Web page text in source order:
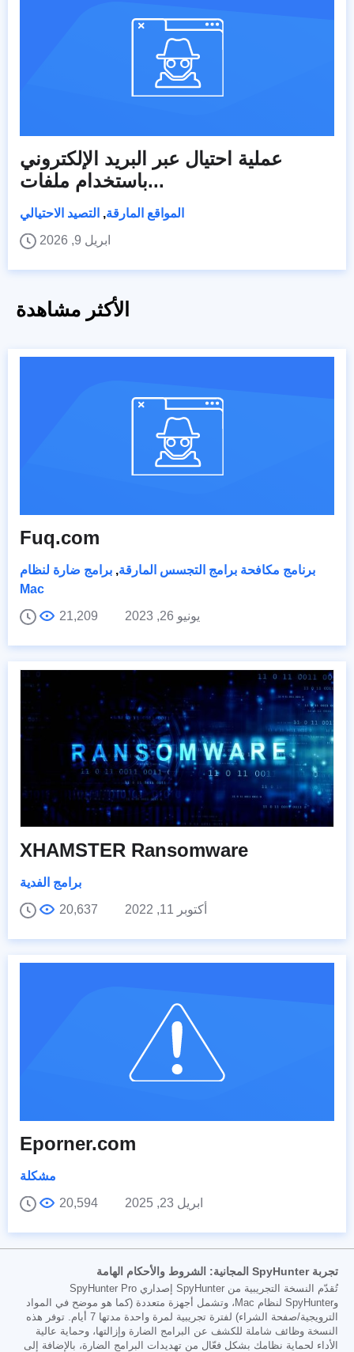
عملية احتيال عبر البريد الإلكتروني
باستخدام ملفات...
المواقع المارقة, التصيد الاحتيالي
ابريل 9, 2026
الأكثر مشاهدة
Fuq.com
برنامج مكافحة برامج التجسس المارقة, برامج ضارة لنظام
Mac
يونيو 26, 2023
21,209
XHAMSTER Ransomware
برامج الفدية
أكتوبر 11, 2022
20,637
Eporner.com
مشكلة
ابريل 23, 2025
20,594
تجربة SpyHunter المجانية: الشروط والأحكام الهامة
تُقدّم النسخة التجريبية من SpyHunter إصداري SpyHunter Pro
وSpyHunter لنظام Mac، وتشمل أجهزة متعددة (كما هو موضح في المواد
الترويجية/صفحة الشراء) لفترة تجريبية لمرة واحدة مدتها 7 أيام. توفر هذه
النسخة وظائف شاملة للكشف عن البرامج الضارة وإزالتها، وحماية عالية
الأداء لحماية نظامك بشكل فعّال من تهديدات البرامج الضارة، بالإضافة إلى